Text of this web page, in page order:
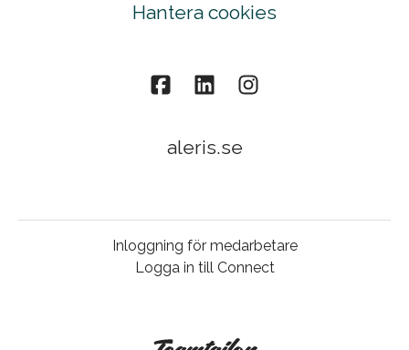
Hantera cookies
aleris.se
Inloggning för medarbetare
Logga in till Connect